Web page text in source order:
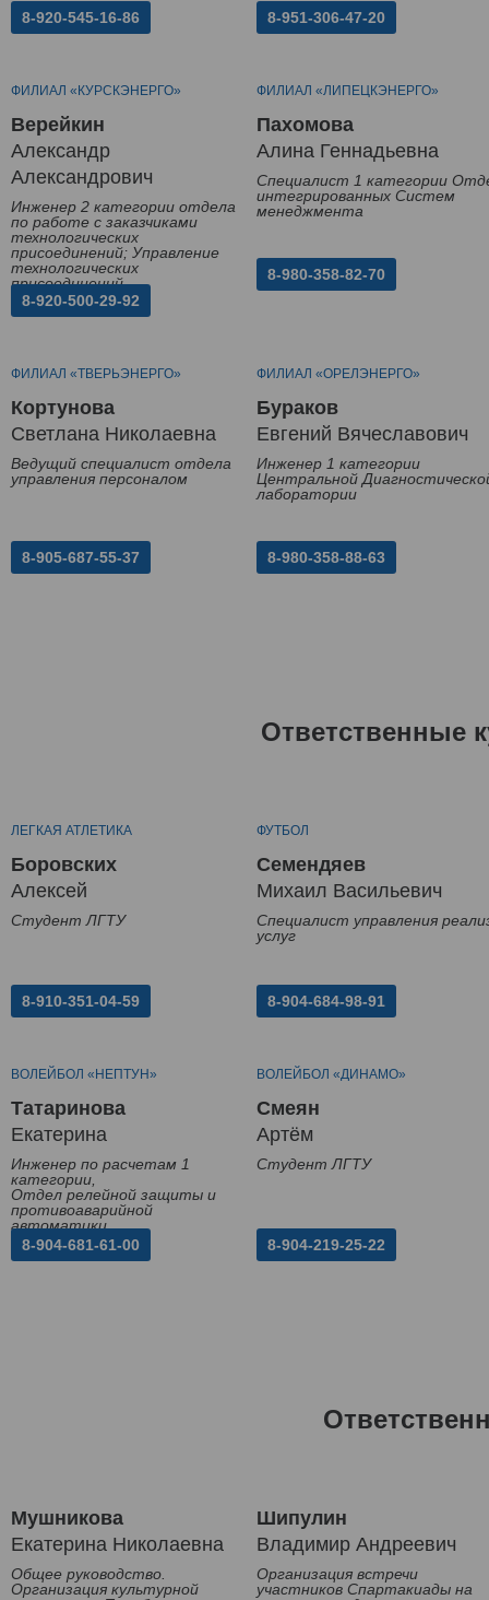
8-920-545-16-86 8-951-306-47-20
ФИЛИАЛ «КУРСКЭНЕРГО»
Верейкин
Александр
Александрович
Инженер 2 категории отдела
по работе с заказчиками
технологических
присоединений; Управление
технологических
присоединений
8-920-500-29-92
ФИЛИАЛ «ЛИПЕЦКЭНЕРГО»
Пахомова
Алина Геннадьевна
Специалист 1 категории
интегрированных Систем
менеджмента
8-980-358-82-70
ФИЛИАЛ «ТВЕРЬЭНЕРГО»
Кортунова
Светлана Николаевна
Ведущий специалист отдела
управления персоналом
8-905-687-55-37
ФИЛИАЛ «ОРЕЛЭНЕРГО»
Бураков
Евгений Вячеславович
Инженер 1 категории
Центральной
лаборатории
8-980-358-88-63
Ответственные
ЛЕГКАЯ АТЛЕТИКА
Боровских
Алексей
Студент ЛГТУ
8-910-351-04-59
ФУТБОЛ
Семендяев
Михаил Васильевич
Специалист управления
услуг
8-904-684-98-91
ВОЛЕЙБОЛ «НЕПТУН»
Татаринова
Екатерина
Инженер по расчетам 1
категории,
Отдел релейной защиты и
противоаварийной
автоматики
8-904-681-61-00
ВОЛЕЙБОЛ «ДИНАМО»
Смеян
Артём
Студент ЛГТУ
8-904-219-25-22
Мушникова
Екатерина Николаевна
Общее руководство.
Организация культурной
Шипулин
Владимир Андреевич
Организация встречи
участников Спартакиады на